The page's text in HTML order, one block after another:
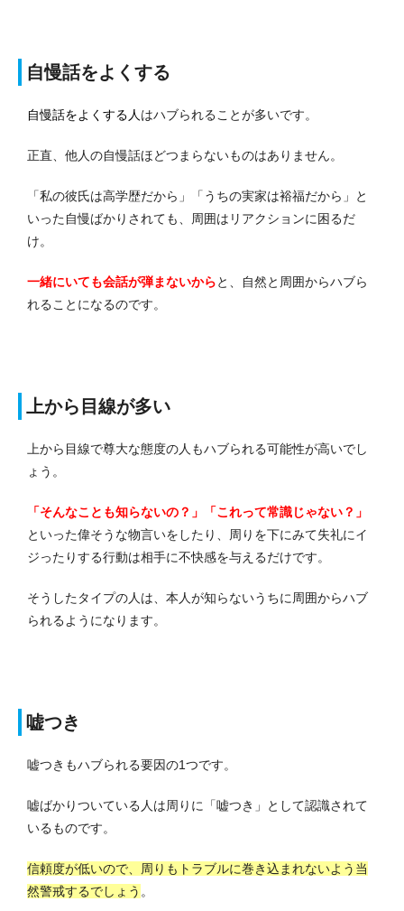
自慢話をよくする
自慢話をよくする人 はハブられることが多いです。
正直、他人の自慢話ほどつまらないものはありません。
「私の彼氏は高学歴だから」「うちの実家は裕福だから」と
いった自慢ばかりされても、周囲はリアクションに困るだ
け。
一緒にいても会話が弾まないからと、自然と周囲からハブら
れることになるのです。
上から目線が多い
上から目線で尊大な態度の人もハブられる可能性が高いでし
ょう。
「そんなことも知らないの？」「これって常識じゃない？」
といった偉そうな物言いをしたり、周りを下にみて失礼にイ
ジったりする行動は相手に不快感を与えるだけです。
そうしたタイプの人は、本人が知らないうちに周囲からハブ
られるようになります。
嘘つき
嘘つきもハブられる要因の1つです。
嘘ばかりついている人は周りに「嘘つき」として認識されて
いるものです。
信頼度が低いので、周りもトラブルに巻き込まれないよう当
然警戒するでしょう 。